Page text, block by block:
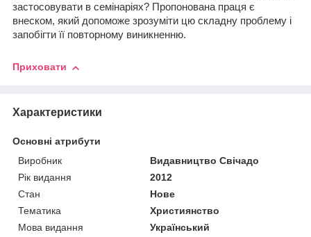
застосовувати в семінаріях? Пропонована праця є
внеском, який допоможе зрозуміти цю складну проблему і
запобігти її повторному виникненню.
Приховати
Характеристики
Основні атрибути
Виробник
Видавництво Свічадо
Рік видання
2012
Стан
Нове
Тематика
Християнство
Мова видання
Український